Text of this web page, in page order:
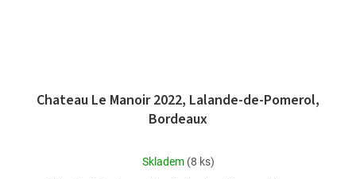
Chateau Le Manoir 2022, Lalande-de-Pomerol,
Bordeaux
Průměrné
Skladem (8 ks)